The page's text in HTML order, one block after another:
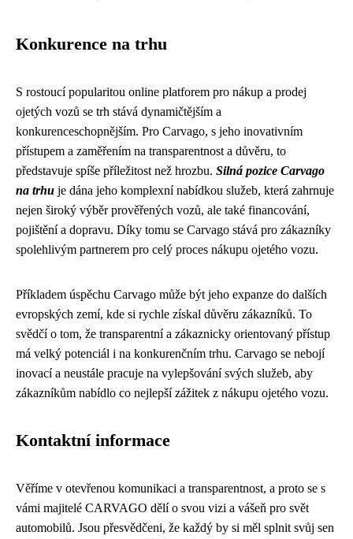
Konkurence na trhu
S rostoucí popularitou online platforem pro nákup a prodej
ojetých vozů se trh stává dynamičtějším a
konkurenceschopnějším. Pro Carvago, s jeho inovativním
přístupem a zaměřením na transparentnost a důvěru, to
představuje spíše příležitost než hrozbu. Silná pozice Carvago
na trhu je dána jeho komplexní nabídkou služeb, která zahrnuje
nejen široký výběr prověřených vozů, ale také financování,
pojištění a dopravu. Díky tomu se Carvago stává pro zákazníky
spolehlivým partnerem pro celý proces nákupu ojetého vozu.
Příkladem úspěchu Carvago může být jeho expanze do dalších
evropských zemí, kde si rychle získal důvěru zákazníků. To
svědčí o tom, že transparentní a zákaznicky orientovaný přístup
má velký potenciál i na konkurenčním trhu. Carvago se nebojí
inovací a neustále pracuje na vylepšování svých služeb, aby
zákazníkům nabídlo co nejlepší zážitek z nákupu ojetého vozu.
Kontaktní informace
Věříme v otevřenou komunikaci a transparentnost, a proto se s
vámi majitelé CARVAGO dělí o svou vizi a vášeň pro svět
automobilů. Jsou přesvědčeni, že každý by si měl splnit svůj sen